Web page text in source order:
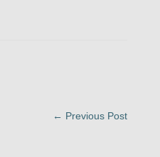
← Previous Post